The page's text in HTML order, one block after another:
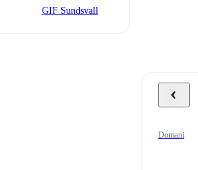
GIF Sundsvall
domani